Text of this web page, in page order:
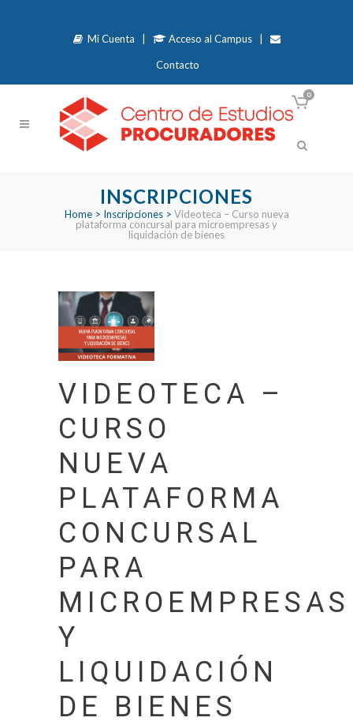
Mi Cuenta Acceso al Campus|
Contacto
0
INSCRIPCIONES
Home> Inscripciones> Videoteca – Curso nueva
plataforma concursal para microempresas y
liquidación de bienes
VIDEOTECA –
CURSO
NUEVA
PLATAFORMA
CONCURSAL
PARA
MICROEMPRESAS
Y
LIQUIDACIÓN
DE BIENES